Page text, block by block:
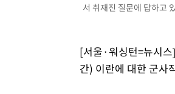
서 취재진 질문에 답하고
[서울·워싱턴=뉴시
간) 이란에 대한 군사